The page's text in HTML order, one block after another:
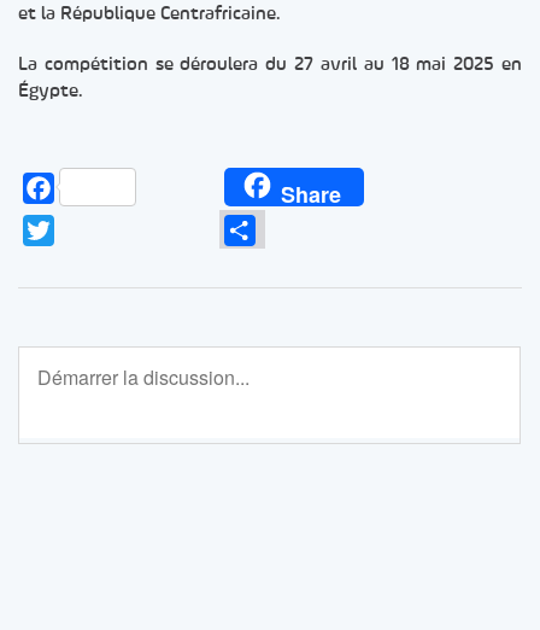
et la République Centrafricaine.
La compétition se déroulera du 27 avril au 18 mai 2025 en
Égypte.
Facebook Share
Partager